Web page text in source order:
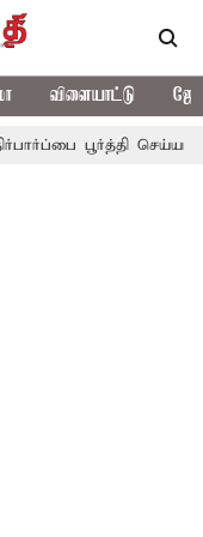
விளையாட்டு
செய்யாத பட்ஜெட்;